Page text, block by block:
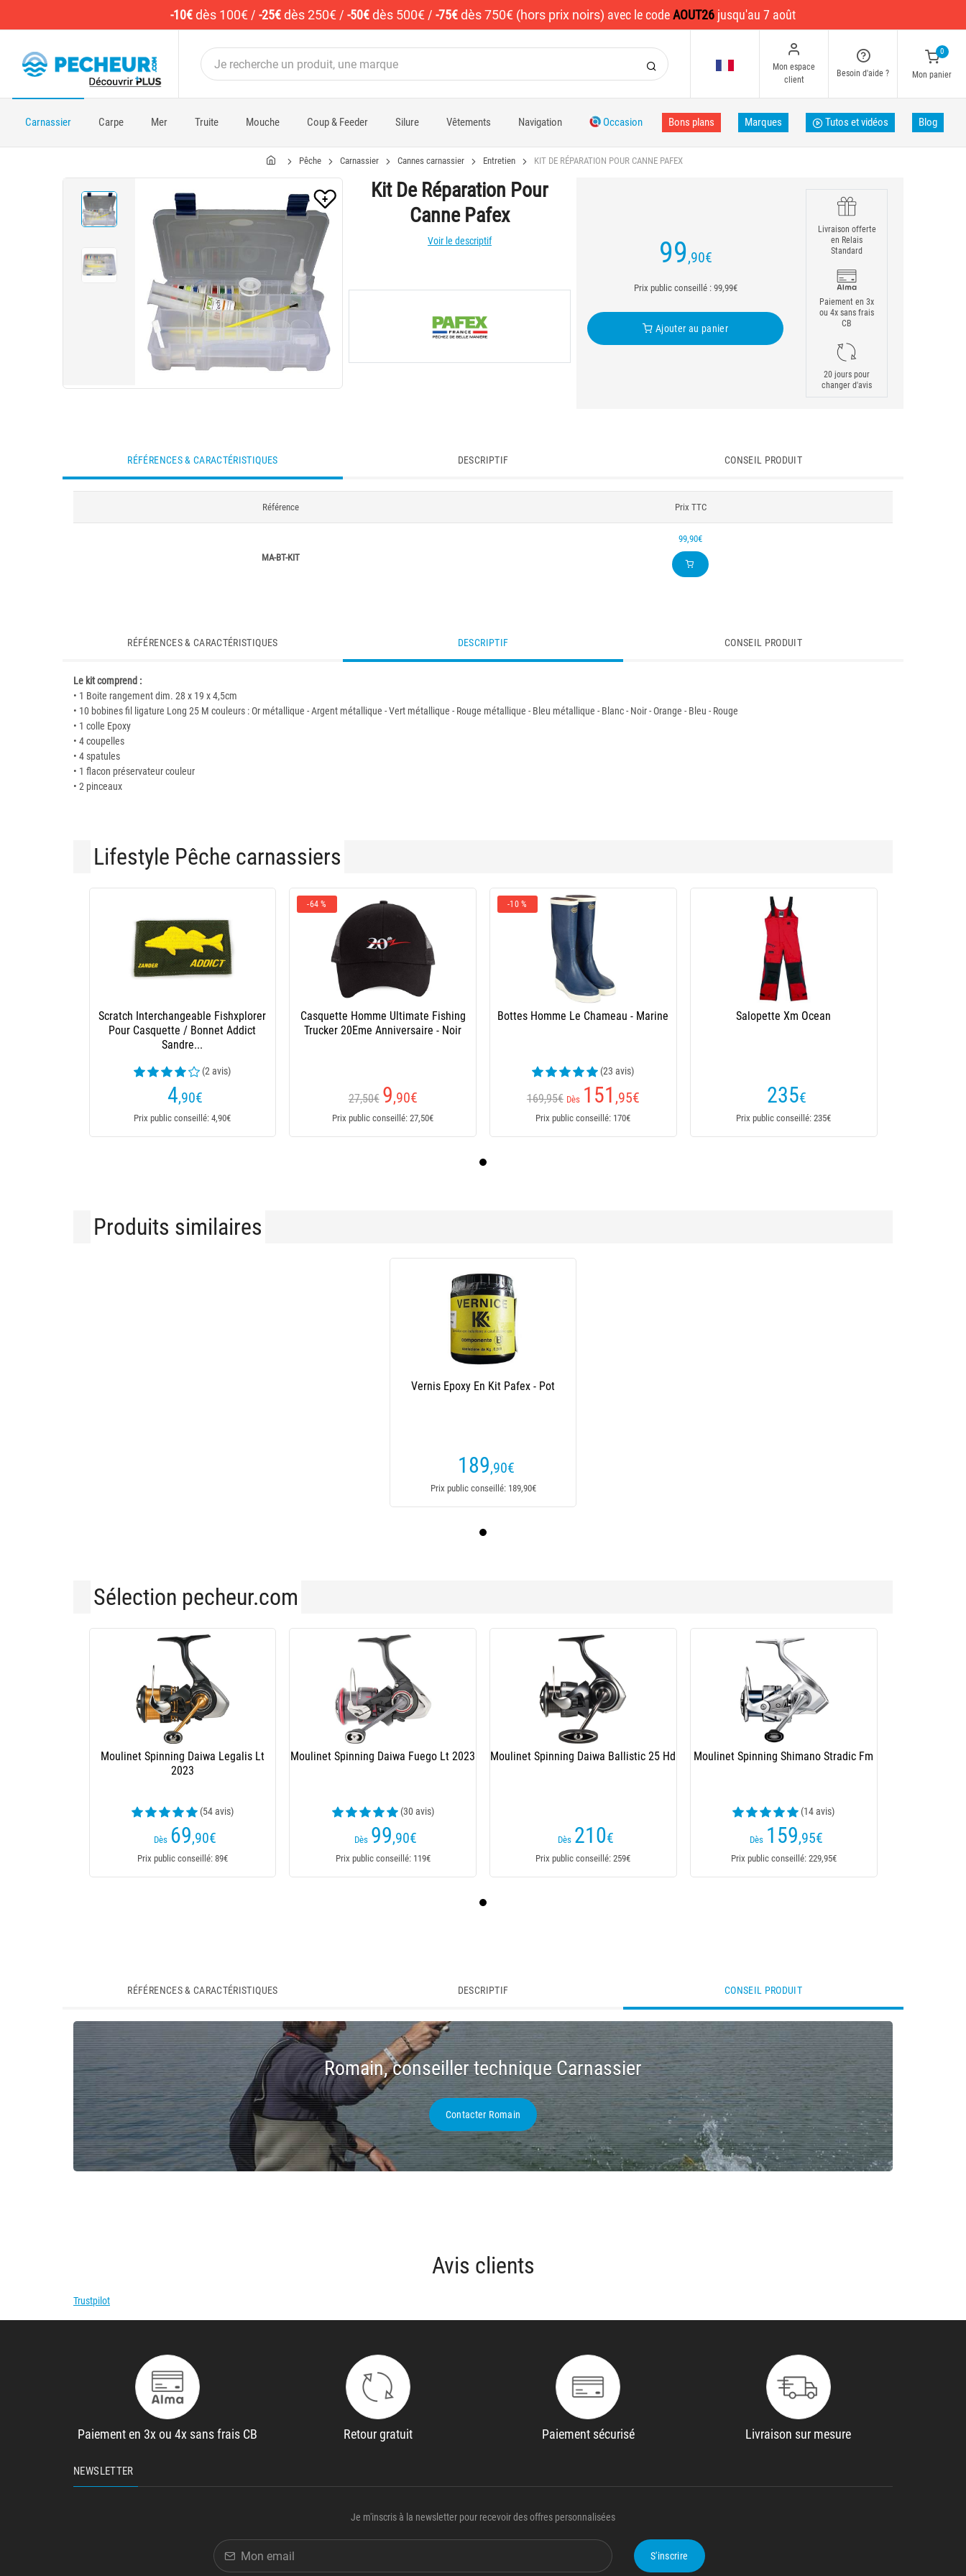
-10€dès 100€ / -25€dès 250€ / -50€dès 500€ / -75€dès 750€ (hors prix noirs) avec le codeAOUT26 jusqu'au 7 août
Mon espace
client
Besoin d'aide ?
0
Mon panier
Carnassier Carpe Mer Truite Mouche Coup & Feeder Silure Vêtements Navigation Occasion Bons plans Marques Tutos et vidéos Blog
Pêche Carnassier Cannes carnassier Entretien KIT DE RÉPARATION POUR CANNE PAFEX
Kit De Réparation Pour
Canne Pafex
Voir le descriptif 99,90€
Prix public conseillé : 99,99€
Ajouter au panier
Livraison offerte
en Relais
Standard
Paiement en 3x
ou 4x sans frais
CB
20 jours pour
changer d'avis
RÉFÉRENCES & CARACTÉRISTIQUES DESCRIPTIF CONSEIL PRODUIT
Référence Prix TTC
MA-BT-KIT
99,90€
RÉFÉRENCES & CARACTÉRISTIQUES DESCRIPTIF CONSEIL PRODUIT
Le kit comprend :
• 1 Boite rangement dim. 28 x 19 x 4,5cm
• 10 bobines fil ligature Long 25 M couleurs : Or métallique - Argent métallique - Vert métallique - Rouge métallique - Bleu métallique - Blanc - Noir - Orange - Bleu - Rouge
• 1 colle Epoxy
• 4 coupelles
• 4 spatules
• 1 flacon préservateur couleur
• 2 pinceaux
Lifestyle Pêche carnassiers
Scratch Interchangeable Fishxplorer
Pour Casquette / Bonnet Addict
Sandre...
(2 avis)
4,90€
Prix public conseillé: 4,90€
-64 %
Casquette Homme Ultimate Fishing
Trucker 20Eme Anniversaire - Noir
27,50€ 9,90€
Prix public conseillé: 27,50€
-10 %
Bottes Homme Le Chameau - Marine
(23 avis)
169,95€ Dès 151 ,95€
Prix public conseillé: 170€
Salopette Xm Ocean
235€
Prix public conseillé: 235€
Produits similaires
Vernis Epoxy En Kit Pafex - Pot
189,90€
Prix public conseillé: 189,90€
Sélection pecheur.com
Moulinet Spinning Daiwa Legalis Lt
2023
(54 avis)
Dès 69,90€
Prix public conseillé: 89€
Moulinet Spinning Daiwa Fuego Lt 2023
(30 avis)
Dès 99,90€
Prix public conseillé: 119€
Moulinet Spinning Daiwa Ballistic 25 Hd
Dès 210€
Prix public conseillé: 259€
Moulinet Spinning Shimano Stradic Fm
(14 avis)
Dès 159,95€
Prix public conseillé: 229,95€
RÉFÉRENCES & CARACTÉRISTIQUES DESCRIPTIF CONSEIL PRODUIT
Romain, conseiller technique Carnassier
Contacter Romain
Avis clients
Trustpilot
Paiement en 3x ou 4x sans frais CB Retour gratuit Paiement sécurisé Livraison sur mesure
NEWSLETTER
Je m'inscris à la newsletter pour recevoir des offres personnalisées
S'inscrire